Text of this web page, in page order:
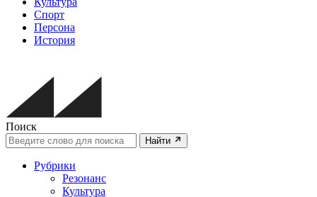
Спорт
Персона
История
Поиск
Найти
Рубрики
Резонанс
Культура